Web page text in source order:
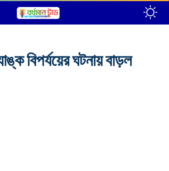
বিপর্যয়ের ঘটনায় বাড়ল